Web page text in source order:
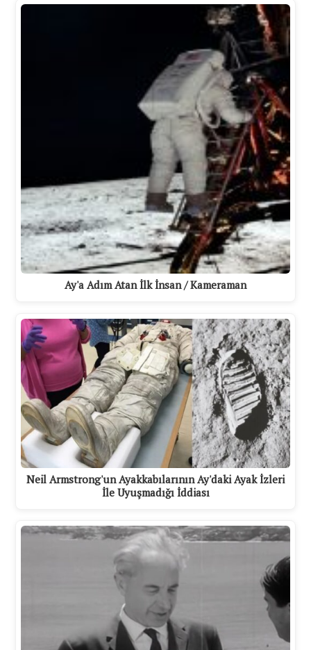
Ay'a Adım Atan İlk İnsan / Kameraman
Neil Armstrong'un Ayakkabılarının Ay'daki Ayak İzleri
İle Uyuşmadığı İddiası